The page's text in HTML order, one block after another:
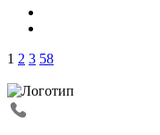
1 2 3 58